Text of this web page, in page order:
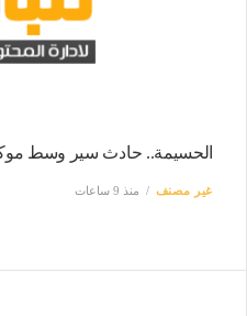
الحسيمة.. حادث سير وسط
غير مصنف منذ 9 ساعات